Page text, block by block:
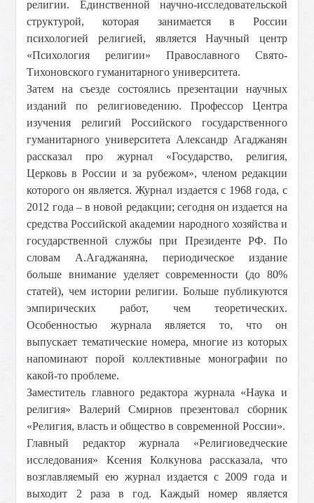
религии. Единственной научно-исследовательской
структурой, которая занимается в России
психологией религией, является Научный центр
«Психология религии» Православного Свято-
Тихоновского гуманитарного университета.
Затем на съезде состоялись презентации научных
изданий по религиоведению. Профессор Центра
изучения религий Российского государственного
гуманитарного университета Александр Агаджанян
рассказал про журнал «Государство, религия,
Церковь в России и за рубежом», членом редакции
которого он является. Журнал издается с 1968 года, с
2012 года – в новой редакции; сегодня он издается на
средства Российской академии народного хозяйства и
государственной службы при Президенте РФ. По
словам А.Агаджаняна, периодическое издание
больше внимание уделяет современности (до 80%
статей), чем истории религии. Больше публикуются
эмпирических работ, чем теоретических.
Особенностью журнала является то, что он
выпускает тематические номера, многие из которых
напоминают порой коллективные монографии по
какой-то проблеме.
Заместитель главного редактора журнала «Наука и
религия» Валерий Смирнов презентовал сборник
«Религия, власть и общество в современной России».
Главный редактор журнала «Религиоведческие
исследования» Ксения Колкунова рассказала, что
возглавляемый ею журнал издается с 2009 года и
выходит 2 раза в год. Каждый номер является